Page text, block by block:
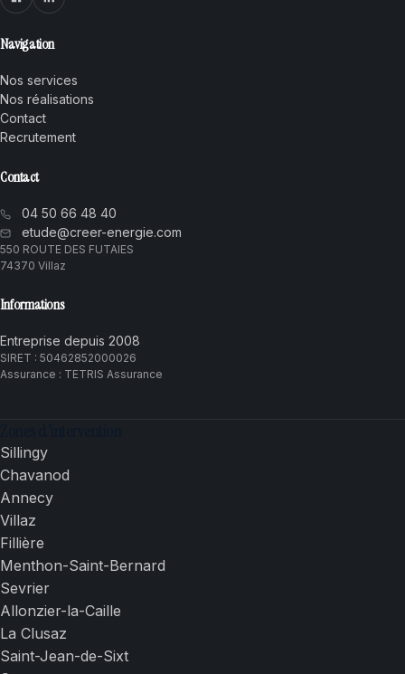
Navigation
Nos services
Nos réalisations
Contact
Recrutement
Contact
04 50 66 48 40
etude@creer-energie.com
550 ROUTE DES FUTAIES
74370 Villaz
Informations
Entreprise depuis 2008
SIRET : 50462852000026
Assurance : TETRIS Assurance
Sillingy
Chavanod
Annecy
Villaz
Fillière
Menthon-Saint-Bernard
Sevrier
Allonzier-la-Caille
La Clusaz
Saint-Jean-de-Sixt